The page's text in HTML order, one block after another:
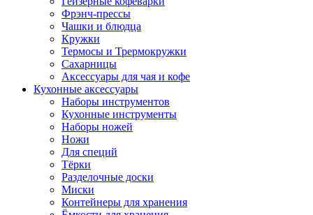
Фрэнч-прессы
Чашки и блюдца
Кружки
Термосы и Трермокружки
Сахарницы
Аксессуары для чая и кофе
Кухонные аксессуары
Наборы инструментов
Кухонные инструменты
Наборы ножей
Ножи
Для специй
Тёрки
Разделочные доски
Миски
Контейнеры для хранения